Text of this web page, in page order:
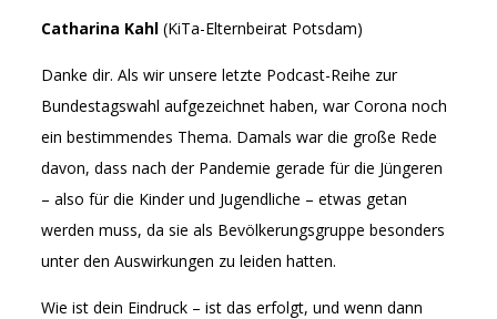
Catharina Kahl (KiTa-Elternbeirat Potsdam)
Danke dir. Als wir unsere letzte Podcast-Reihe zur
Bundestagswahl aufgezeichnet haben, war Corona noch
ein bestimmendes Thema. Damals war die große Rede
davon, dass nach der Pandemie gerade für die Jüngeren
– also für die Kinder und Jugendliche – etwas getan
werden muss, da sie als Bevölkerungsgruppe besonders
unter den Auswirkungen zu leiden hatten.
Wie ist dein Eindruck – ist das erfolgt, und wenn dann